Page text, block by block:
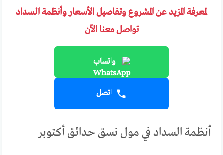
لمعرفة المزيد عن المشروع وتفاصيل الأسعار وأنظمة السداد
تواصل معنا الآن
واتساب
اتصل
أنظمة السداد في مول نسق حدائق أكتوبر